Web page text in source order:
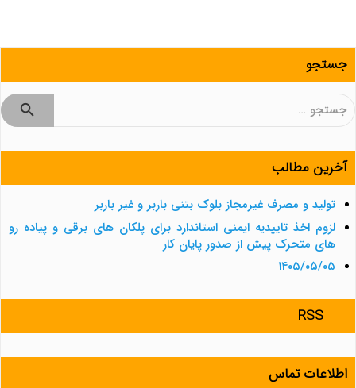
جستجو
جستجو
آخرین مطالب
تولید و مصرف غیرمجاز بلوک بتنی باربر و غیر باربر
لزوم اخذ تاییدیه ایمنی استاندارد برای پلکان های برقی و پیاده رو
های متحرک پیش از صدور پایان کار
۱۴۰۵/۰۵/۰۵
RSS
اطلاعات تماس